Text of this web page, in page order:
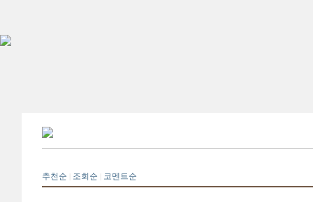
추천순 조회순 코멘트순